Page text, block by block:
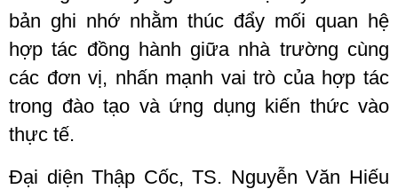
bản ghi nhớ nhằm thúc đẩy mối quan hệ
hợp tác đồng hành giữa nhà trường cùng
các đơn vị, nhấn mạnh vai trò của hợp tác
trong đào tạo và ứng dụng kiến thức vào
thực tế.
Đại diện Thập Cốc, TS. Nguyễn Văn Hiếu